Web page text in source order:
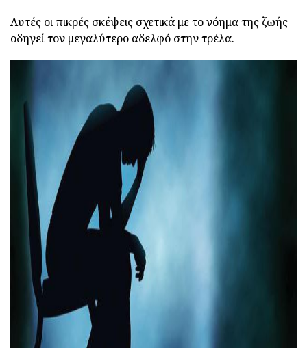
Αυτές οι πικρές σκέψεις σχετικά με το νόημα της ζωής
οδηγεί τον μεγαλύτερο αδελφό στην τρέλα.
ad